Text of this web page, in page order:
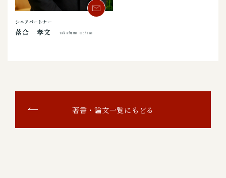
シニアパートナー
落合 孝文 Takafumi Ochiai
著書・論文一覧にもどる